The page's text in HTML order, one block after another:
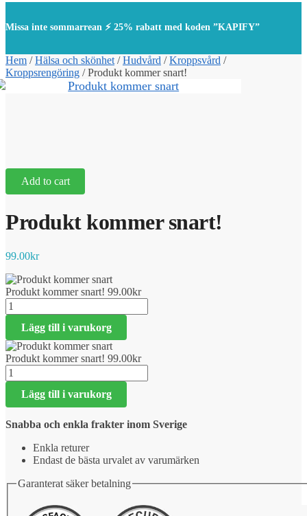
Missa inte sommarrean ⚡ 25% rabatt med koden ”KAPIFY”
Hem /Hälsa och skönhet /Hudvård /Kroppsvård /
Kroppsrengöring /Produkt kommer snart!
Add to cart
Produkt kommer snart!
99.00kr
Produkt kommer snart! 99.00kr
Produkt
kommer
snart!
mängd
Lägg till i varukorg
Produkt kommer snart! 99.00kr
Produkt
kommer
snart!
mängd
Lägg till i varukorg
Snabba och enkla frakter inom Sverige
Enkla returer
Endast de bästa urvalet av varumärken
Garanterat säker betalning